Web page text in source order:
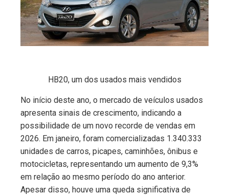
HB20, um dos usados mais vendidos
No início deste ano, o mercado de veículos usados
apresenta sinais de crescimento, indicando a
possibilidade de um novo recorde de vendas em
2026. Em janeiro, foram comercializadas 1.340.333
unidades de carros, picapes, caminhões, ônibus e
motocicletas, representando um aumento de 9,3%
em relação ao mesmo período do ano anterior.
Apesar disso, houve uma queda significativa de